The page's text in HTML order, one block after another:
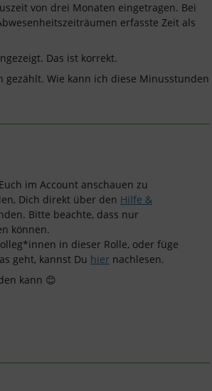
von drei Monaten eingetragen. Bei
erfasste Zeit als
Das ist korrekt.
Wie kann ich diese Minusstunden
im Account anschauen zu
Dich direkt über den Hilfe &
Bitte beachte, dass nur
können.
in dieser Rolle, oder füge
geht, kannst Du hier nachlesen.
kann 😊